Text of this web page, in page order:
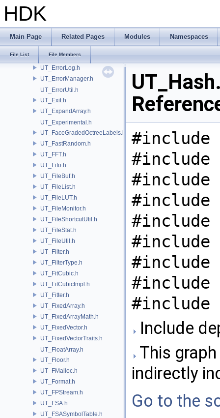
HDK
Main Page Related Pages Modules Namespaces
File List File Members
UT_EnumMacros.h
UT_Erf.h
UT_Error.h
UT_ErrorCode.h
UT_ErrorLog.h
UT_ErrorManager.h
UT_ErrorUtil.h
UT_Exit.h
UT_ExpandArray.h
UT_Experimental.h
UT_FaceGradedOctreeLabels.h
UT_FastRandom.h
UT_FFT.h
UT_Fifo.h
UT_FileBuf.h
UT_FileList.h
UT_FileLUT.h
UT_FileMonitor.h
UT_FileShortcutUtil.h
UT_FileStat.h
UT_FileUtil.h
UT_Filter.h
UT_FilterType.h
UT_FitCubic.h
UT_FitCubicImpl.h
UT_Fitter.h
UT_FixedArray.h
UT_FixedArrayMath.h
UT_FixedVector.h
UT_FixedVectorTraits.h
UT_FloatArray.h
UT_Floor.h
UT_FMalloc.h
UT_Format.h
UT_FPStream.h
UT_FSA.h
UT_FSASymbolTable.h
#include
#include
#include
#include
#include
#include
#include
#include
Include
This
indirectly
Go to the